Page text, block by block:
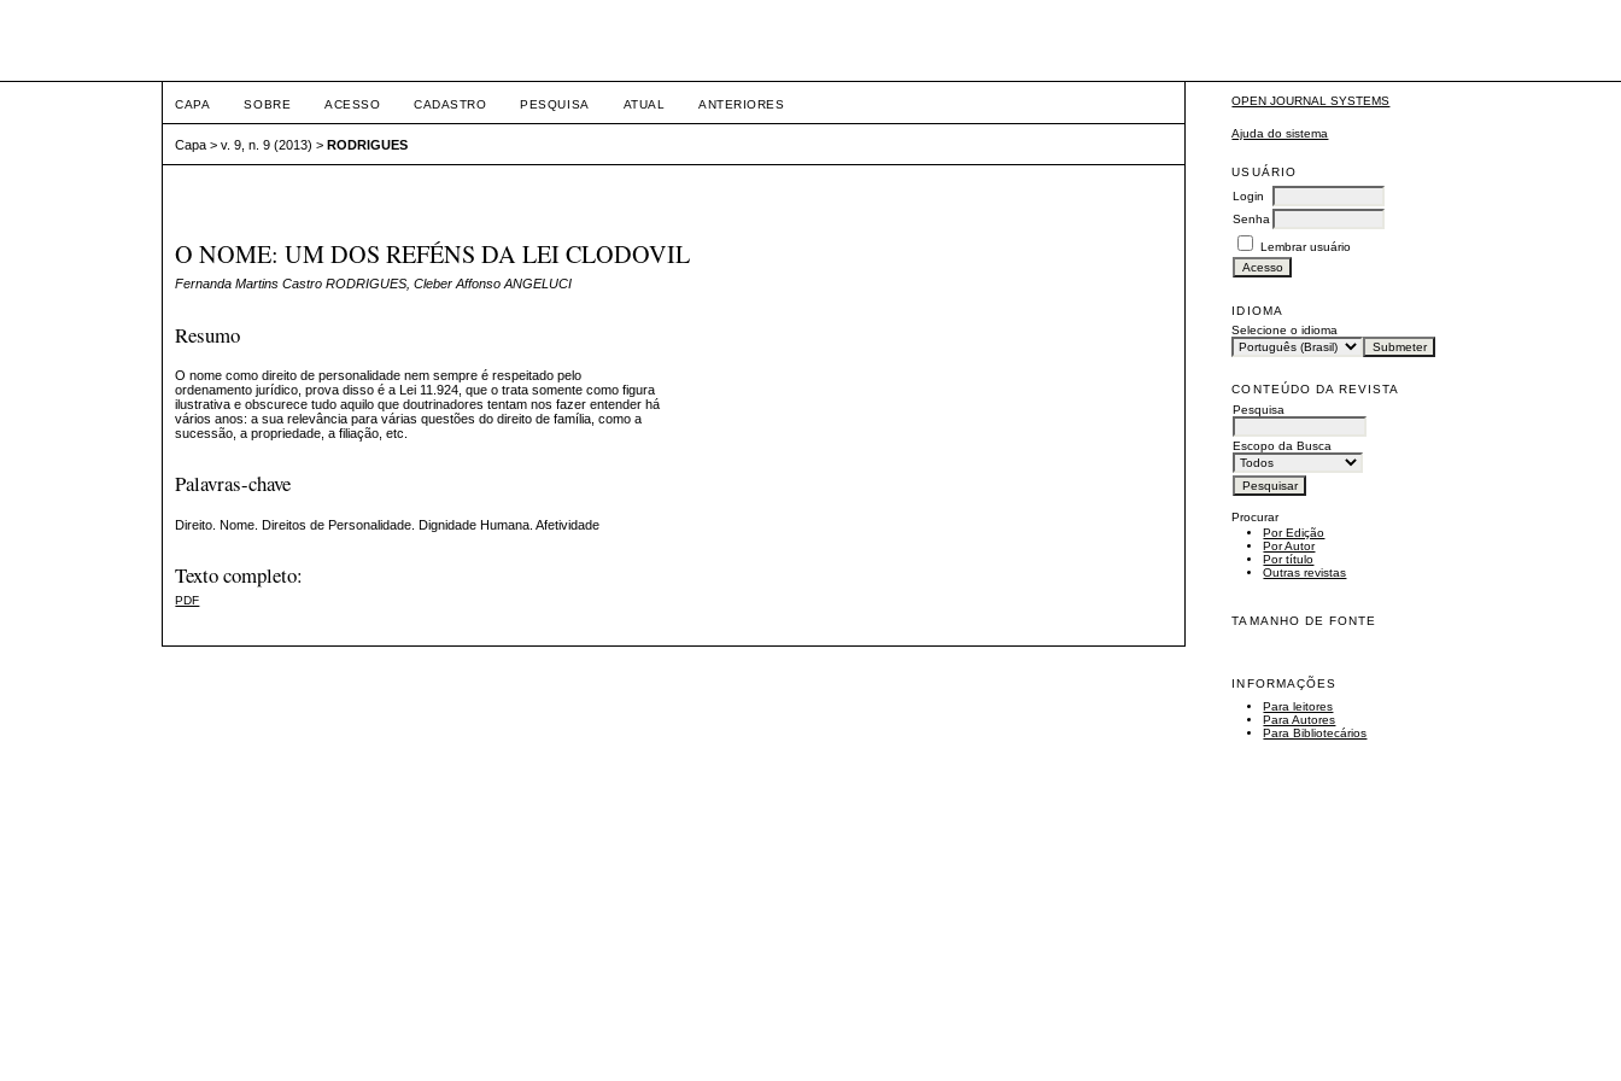
OPEN JOURNAL SYSTEMS
Ajuda do sistema
USUÁRIO
Login
Senha
Lembrar usuário
IDIOMA
Selecione o idioma
CONTEÚDO DA REVISTA
Pesquisa
Escopo da Busca
Procurar
Por Edição
Por Autor
Por título
Outras revistas
TAMANHO DE FONTE
INFORMAÇÕES
Para leitores
Para Autores
Para Bibliotecários
CAPA SOBRE ACESSO CADASTRO PESQUISA ATUAL ANTERIORES
Capa >v. 9, n. 9 (2013) >RODRIGUES
O NOME: UM DOS REFÉNS DA LEI CLODOVIL
Fernanda Martins Castro RODRIGUES, Cleber Affonso ANGELUCI
Resumo
O nome como direito de personalidade nem sempre é respeitado pelo
ordenamento jurídico, prova disso é a Lei 11.924, que o trata somente como figura
ilustrativa e obscurece tudo aquilo que doutrinadores tentam nos fazer entender há
vários anos: a sua relevância para várias questões do direito de família, como a
sucessão, a propriedade, a filiação, etc.
Palavras-chave
Direito. Nome. Direitos de Personalidade. Dignidade Humana. Afetividade
Texto completo:
PDF